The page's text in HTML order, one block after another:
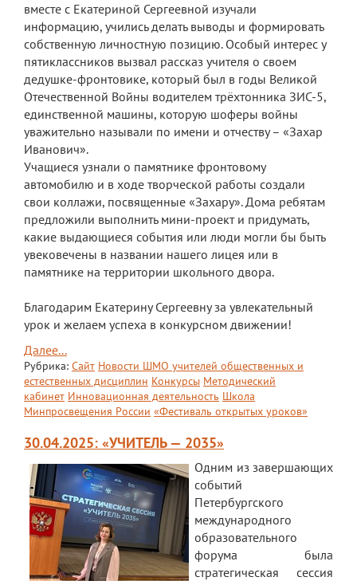
вместе с Екатериной Сергеевной изучали
информацию, учились делать выводы и формировать
собственную личностную позицию. Особый интерес у
пятиклассников вызвал рассказ учителя о своем
дедушке-фронтовике, который был в годы Великой
Отечественной Войны водителем трёхтонника ЗИС-5,
единственной машины, которую шоферы войны
уважительно называли по имени и отчеству – «Захар
Иванович».
Учащиеся узнали о памятнике фронтовому
автомобилю и в ходе творческой работы создали
свои коллажи, посвященные «Захару». Дома ребятам
предложили выполнить мини-проект и придумать,
какие выдающиеся события или люди могли бы быть
увековечены в названии нашего лицея или в
памятнике на территории школьного двора.
Благодарим Екатерину Сергеевну за увлекательный
урок и желаем успеха в конкурсном движении!
Далее...
Рубрика: Сайт Новости ШМО учителей общественных и
естественных дисциплин Конкурсы Методический
кабинет Инновационная деятельность Школа
Минпросвещения России «Фестиваль открытых уроков»
30.04.2025: «УЧИТЕЛЬ — 2035»
Одним из завершающих
событий
Петербургского
международного
образовательного
форума была
стратегическая сессия